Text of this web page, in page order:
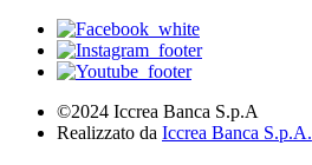
©2024 Iccrea Banca S.p.A
Realizzato da Iccrea Banca S.p.A.